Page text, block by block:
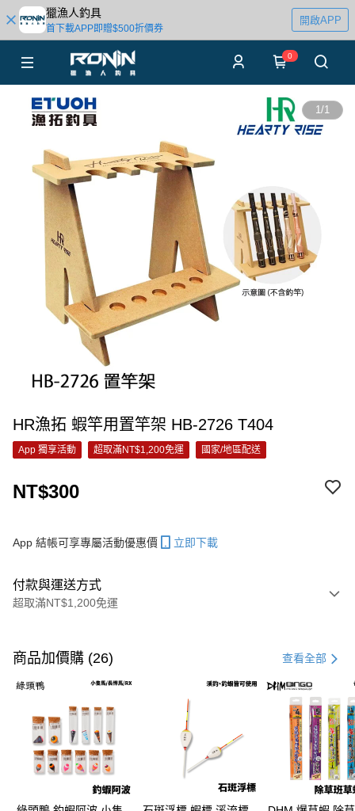
獵漁人釣具
首下載APP即贈$500折價券
開啟APP
0
1/1
HR漁拓 蝦竿用置竿架 HB-2726 T404
App 獨享活動 超取滿NT$1,200免運 國家/地區配送
NT$300
App 結帳可享專屬活動優惠價 立即下載
付款與運送方式
超取滿NT$1,200免運
信用卡一次付款
信用卡分期付款
3 期 0 利率 每期 21家銀行
合作金庫商業銀行
第一商業銀行
華南商業銀行
彰化商業銀行
上海商業儲蓄銀行
台北富邦商業銀行
國泰世華商業銀行
兆豐國際商業銀行
臺灣中小企業銀行
台中商業銀行
超商取貨付款
Apple Pay
商品加價購 (26) 查看全部